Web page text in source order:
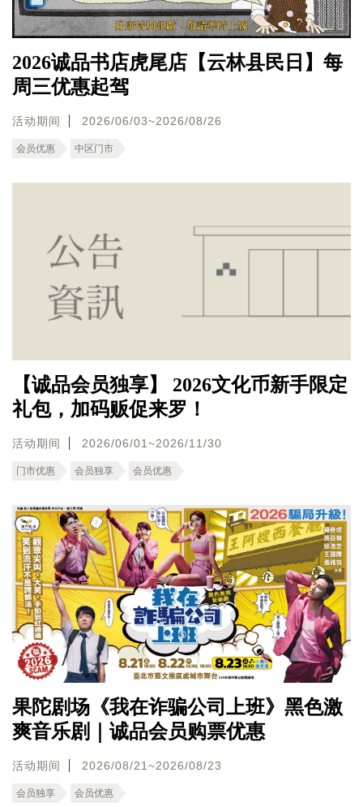
2026诚品书店虎尾店【云林县民日】每
周三优惠起驾
活动期间 2026/06/03~2026/08/26
会员优惠 中区门市
【诚品会员独享】 2026文化币新手限定
礼包，加码贩促来罗！
活动期间 2026/06/01~2026/11/30
门市优惠 会员独享 会员优惠
果陀剧场《我在诈骗公司上班》黑色激
爽音乐剧｜诚品会员购票优惠
活动期间 2026/08/21~2026/08/23
会员独享 会员优惠